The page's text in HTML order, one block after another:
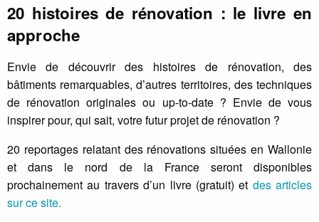
20 histoires de rénovation : le livre en
approche
Envie de découvrir des histoires de rénovation, des
bâtiments remarquables, d’autres territoires, des techniques
de rénovation originales ou up-to-date ? Envie de vous
inspirer pour, qui sait, votre futur projet de rénovation ?
20 reportages relatant des rénovations situées en Wallonie
et dans le nord de la France seront disponibles
prochainement au travers d’un livre (gratuit) et des articles
sur ce site.